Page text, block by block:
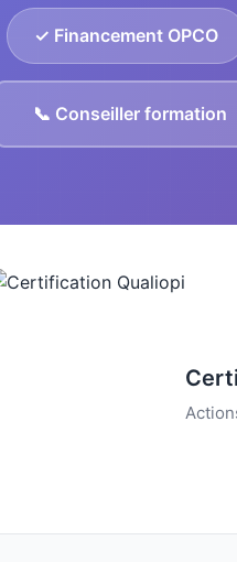
✓ Financement OPCO
📞 Conseiller formation